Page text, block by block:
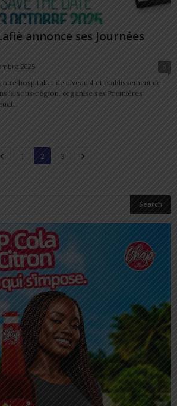
annonce ses Journées
2025
0
hospitalier de niveau 4 et établissement de
la sous-région, organise ses Premières
1 2 3